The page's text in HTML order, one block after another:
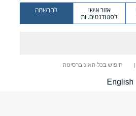
אזור אישי
לסטודנטים.יות
להרשמה
חיפוש בכל האוניברסיטה
English